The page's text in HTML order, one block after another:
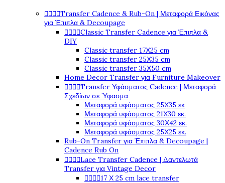
Transfer Cadence & Rub-On | Μεταφορά Εικόνας
για Έπιπλα & Decoupage
Classic Transfer Cadence για Έπιπλα &
DIY
Classic transfer 17Χ25 cm
Classic transfer 25Χ35 cm
Classic transfer 35Χ50 cm
Home Decor Transfer για Furniture Makeover
Transfer Υφάσματος Cadence | Μεταφορά
Σχεδίων σε Ύφασμα
Μεταφορά υφάσματος 25Χ35 εκ
Μεταφορά υφάσματος 21Χ30 εκ.
Μεταφορά υφάσματος 30Χ42 εκ.
Μεταφορά υφάσματος 25Χ25 εκ.
Rub-On Transfer για Έπιπλα & Decoupage |
Cadence Rub On
Lace Transfer Cadence | Δαντελωτά
Transfer για Vintage Decor
17 Χ 25 cm lace transfer